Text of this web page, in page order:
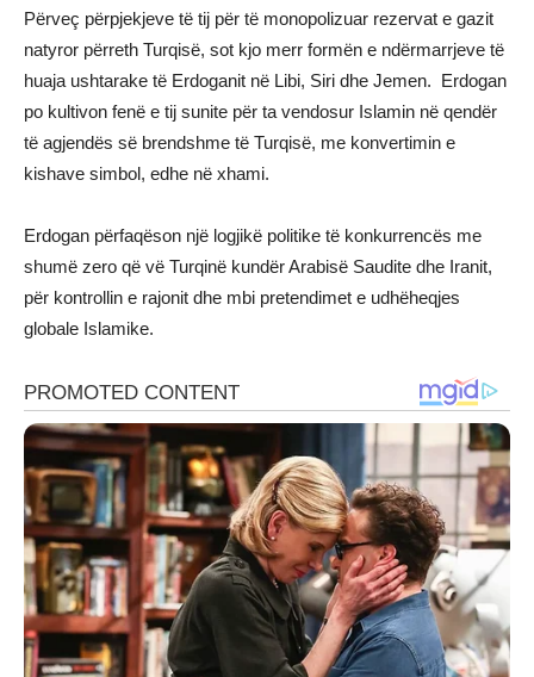
Përveç përpjekjeve të tij për të monopolizuar rezervat e gazit
natyror përreth Turqisë, sot kjo merr formën e ndërmarrjeve të
huaja ushtarake të Erdoganit në Libi, Siri dhe Jemen. Erdogan
po kultivon fenë e tij sunite për ta vendosur Islamin në qendër
të agjendës së brendshme të Turqisë, me konvertimin e
kishave simbol, edhe në xhami.
Erdogan përfaqëson një logjikë politike të konkurrencës me
shumë zero që vë Turqinë kundër Arabisë Saudite dhe Iranit,
për kontrollin e rajonit dhe mbi pretendimet e udhëheqjes
globale Islamike.